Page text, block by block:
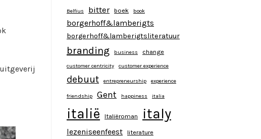
Belfius bitter boek book
borgerhoff&lamberigts
borgerhoff&lamberigtsliteratuur
branding business change
customer centricity customer experience
debuut entrepreneurship experience
friendship Gent happiness italia
italië Italiëroman italy
lezeniseenfeest literature